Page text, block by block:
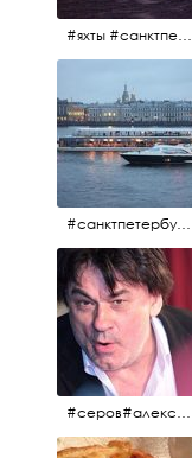
#яхты #санктпетербург #нева #белыеночи2012 #алыепаруса #алыепаруса2012#парусник#салют#фейерверк
#санктпетербург #нева#яхты#2012 #белыеночи#белыеночи2012
#серов#александрсеров#певец#народныйартист#эстрадныйпевец#композитор#тыменялюбишь#мадонна#ялюблютебядослёз